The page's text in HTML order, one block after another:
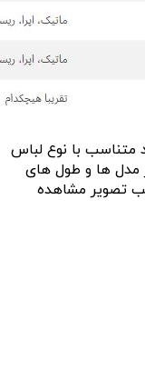
متناسب با نوع لباس
مدل ها و طول های
تصویر مشاهده